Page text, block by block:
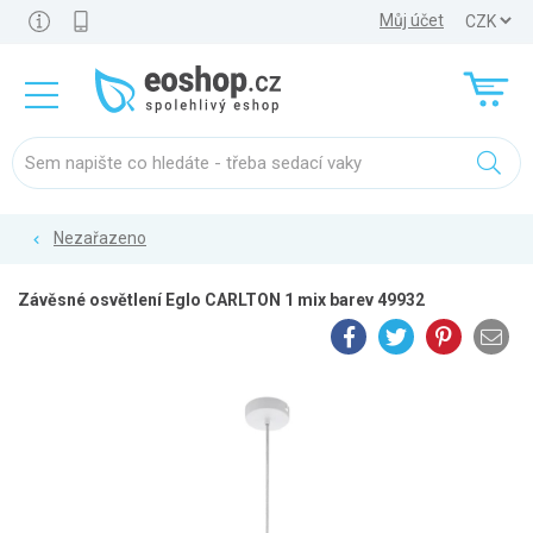
Můj účet
Nezařazeno
Závěsné osvětlení Eglo CARLTON 1 mix barev 49932